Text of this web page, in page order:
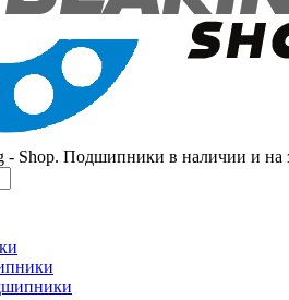
- Shop. Подшипники в наличии и на